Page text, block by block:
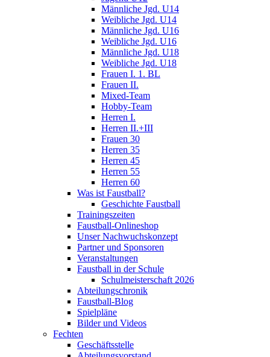
Männliche Jgd. U14
Weibliche Jgd. U14
Männliche Jgd. U16
Weibliche Jgd. U16
Männliche Jgd. U18
Weibliche Jgd. U18
Frauen I. 1. BL
Frauen II.
Mixed-Team
Hobby-Team
Herren I.
Herren II.+III
Frauen 30
Herren 35
Herren 45
Herren 55
Herren 60
Was ist Faustball?
Geschichte Faustball
Trainingszeiten
Faustball-Onlineshop
Unser Nachwuchskonzept
Partner und Sponsoren
Veranstaltungen
Faustball in der Schule
Schulmeisterschaft 2026
Abteilungschronik
Faustball-Blog
Spielpläne
Bilder und Videos
Fechten
Geschäftsstelle